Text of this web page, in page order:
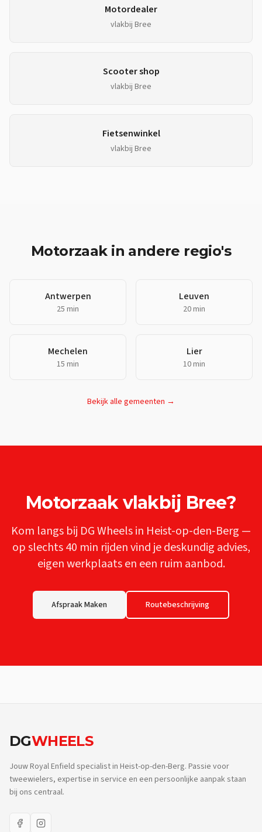
Motordealer
vlakbij Bree
Scooter shop
vlakbij Bree
Fietsenwinkel
vlakbij Bree
Motorzaakin andere regio's
Antwerpen
25 min
Leuven
20 min
Mechelen
15 min
Lier
10 min
Bekijk alle gemeenten →
Motorzaakvlakbij Bree?
Kom langs bij DG Wheels in Heist-op-den-Berg —
op slechts40 min rijden vind je deskundig advies,
eigen werkplaats en een ruim aanbod.
Afspraak Maken Routebeschrijving
DGWHEELS
Jouw Royal Enfield specialist in Heist-op-den-Berg. Passie voor
tweewielers, expertise in service en een persoonlijke aanpak staan
bij ons centraal.